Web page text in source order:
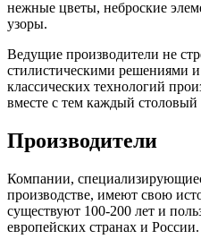
нежные цветы, неброские
узоры.
Ведущие производители не
стилистическими решениями
классических технологий
вместе с тем каждый
Производители
Компании,
производстве, имеют свою
существуют 100-200 лет и
европейских странах и России.